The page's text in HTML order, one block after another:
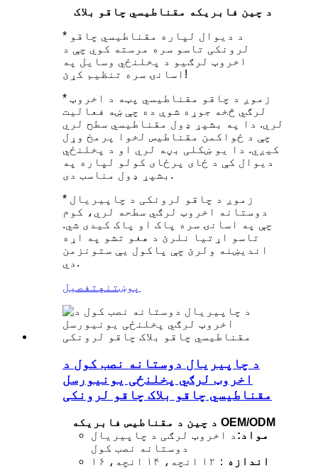
د چین فابریکه مقناطیسي چاقو بلاک
* د دیوال لپاره مقناطیسي چاقو
لرونکی تاسو سره مرسته کوي چې د
اخروټ لرګیو د پخلنځي وسایل په
اسانۍ سره تنظیم کړئ!
* زموږ د چاقو مقناطیسي پټه د اخروټ
لرګي څخه جوړه شوې ده چې ښه فعالیت
لري. دا په بشپړ ډول مقناطیسي سطح لري
چې د ځواکمن مقناطیس لخوا پرمخ وړل
کیږي. دا یو ښکلی بڼه لري او د پخلنځي
دیوال کې د ځای پرځای کولو لپاره په
بشپړ ډول مناسب دی.
* زموږ د چاقو لرونکی د چاپیریال
دوستانه اخروټ لرګي سطحه لري، کوم
چې په اسانۍ سره پاک او پاک کیدی شي.
تاسو اړتیا نلرئ د هغو تشو په اړه
اندیښنه ولرئ چې پاکول یې ستونزمن
دي.
پوښتنه تفصیل
د چاپیریال دوستانه نصب کول د
اخروټ لرګي پخلنځی یونیورسل
مقناطیسي چاقو بلاک چاقو لرونکی
د چین د مقناطیس فابریکه OEM/ODM
مواد: د اخروټ لرګی د چاپیریال
دوستانه نصب کول
اندازه
：۱۲ انچه، ۱۴ انچه، ۱۶